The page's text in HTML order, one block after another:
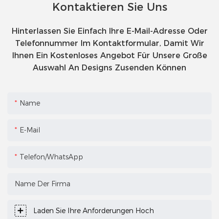
Kontaktieren Sie Uns
Hinterlassen Sie Einfach Ihre E-Mail-Adresse Oder
Telefonnummer Im Kontaktformular, Damit Wir
Ihnen Ein Kostenloses Angebot Für Unsere Große
Auswahl An Designs Zusenden Können
Name
E-Mail
Telefon/WhatsApp
Name Der Firma
Laden Sie Ihre Anforderungen Hoch